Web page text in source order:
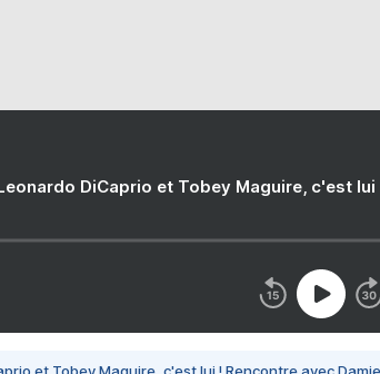
DiCaprio et Tobey Maguire, c'est